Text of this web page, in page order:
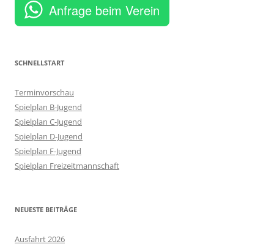
Anfrage beim Verein
SCHNELLSTART
Terminvorschau
Spielplan B-Jugend
Spielplan C-Jugend
Spielplan D-Jugend
Spielplan F-Jugend
Spielplan Freizeitmannschaft
NEUESTE BEITRÄGE
Ausfahrt 2026